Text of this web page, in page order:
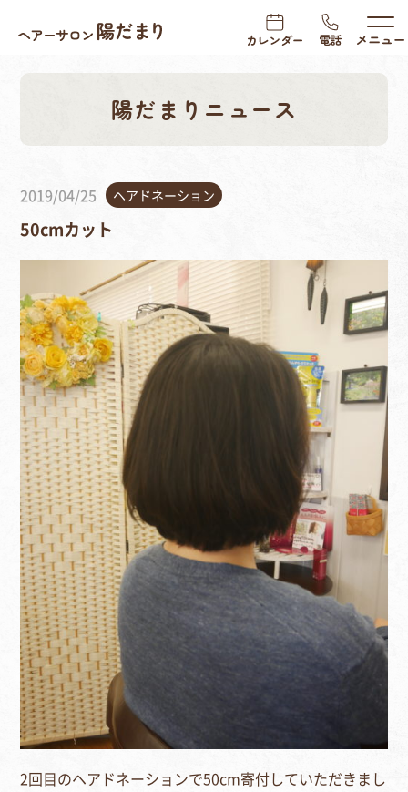
陽だまりニュース
2019/04/25 ヘアドネーション
50cmカット
2回目のヘアドネーションで50cm寄付していただきまし